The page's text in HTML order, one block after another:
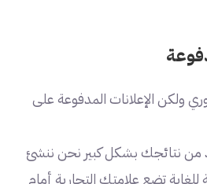
ولكن الإعلانات المدفوعة على
من نتائجك بشكل كبير نحن ننشئ
تضع علامتك التجارية أمام